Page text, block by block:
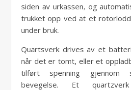
siden av urkassen, og
trukket opp ved at et
under bruk.
Quartsverk drives av et
når det er tomt, eller et
tilført spenning gjennom
bevegelse. Et